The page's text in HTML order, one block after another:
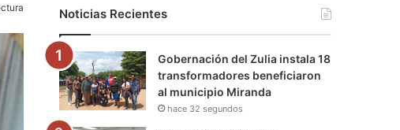
o
k
r
e
r
a
m
a
m
Noticias Recientes
Gobernación del Zulia instala 18
transformadores beneficiaron
al municipio Miranda
hace 32 segundos